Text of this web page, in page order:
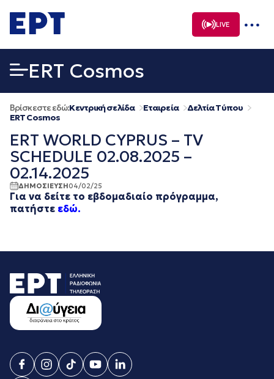
σε
περιεχόμενο
LIVE
ERT Cosmos
Βρίσκεστε εδώ:Κεντρική σελίδα Εταιρεία
Δελτία Τύπου
ERT Cosmos
ERT WORLD CYPRUS – TV
SCHEDULE 02.08.2025 –
02.14.2025
ΔΗΜΟΣΙΕΥΣΗ04/02/25
Για να δείτε το εβδομαδιαίο πρόγραμμα,
πατήστε εδώ.